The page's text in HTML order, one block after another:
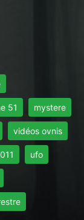
51 mystere
vidéos ovnis
ufo